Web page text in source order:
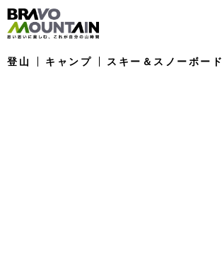
登山 キャンプ スキー＆スノーボード